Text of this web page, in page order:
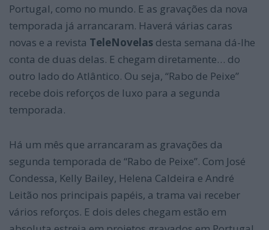
Portugal, como no mundo. E as gravações da nova
temporada já arrancaram. Haverá várias caras
novas e a revista TeleNovelas desta semana dá-lhe
conta de duas delas. E chegam diretamente… do
outro lado do Atlântico. Ou seja, “Rabo de Peixe”
recebe dois reforços de luxo para a segunda
temporada.
Há um mês que arrancaram as gravações da
segunda temporada de “Rabo de Peixe”. Com José
Condessa, Kelly Bailey, Helena Caldeira e André
Leitão nos principais papéis, a trama vai receber
vários reforços. E dois deles chegam estão em